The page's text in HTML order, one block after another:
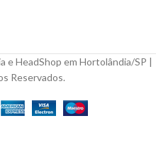
e HeadShop em Hortolândia/SP |
Reservados.